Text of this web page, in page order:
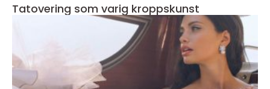
Tatovering som varig kroppskunst